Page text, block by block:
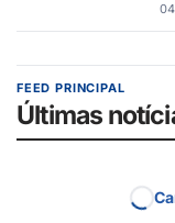
FEED PRINCIPAL
Últimas